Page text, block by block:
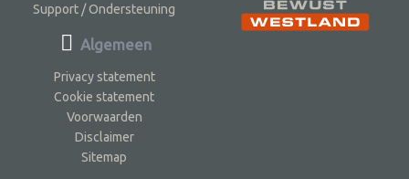
Support / Ondersteuning
Algemeen
Privacy statement
Cookie statement
Voorwaarden
Disclaimer
Sitemap